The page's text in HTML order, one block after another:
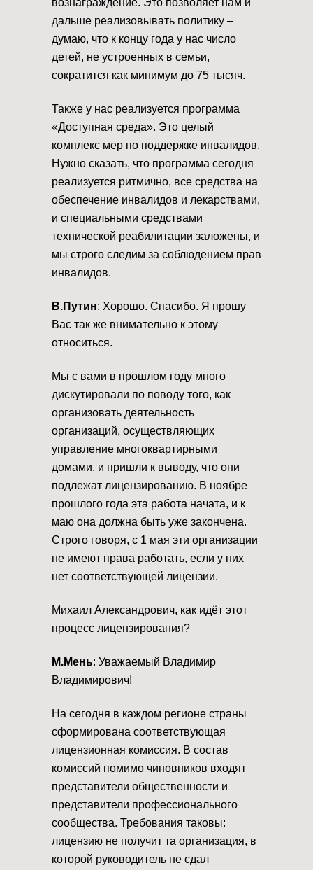
дальше реализовывать политику –
думаю, что к концу года у нас число
детей, не устроенных в семьи,
сократится как минимум до 75 тысяч.
Также у нас реализуется программа
«Доступная среда». Это целый
комплекс мер по поддержке инвалидов.
Нужно сказать, что программа сегодня
реализуется ритмично, все средства на
обеспечение инвалидов и лекарствами,
и специальными средствами
технической реабилитации заложены, и
мы строго следим за соблюдением прав
инвалидов.
В.Путин: Хорошо. Спасибо. Я прошу
Вас так же внимательно к этому
относиться.
Мы с вами в прошлом году много
дискутировали по поводу того, как
организовать деятельность
организаций, осуществляющих
управление многоквартирными
домами, и пришли к выводу, что они
подлежат лицензированию. В ноябре
прошлого года эта работа начата, и к
маю она должна быть уже закончена.
Строго говоря, с 1 мая эти организации
не имеют права работать, если у них
нет соответствующей лицензии.
Михаил Александрович, как идёт этот
процесс лицензирования?
М.Мень: Уважаемый Владимир
Владимирович!
На сегодня в каждом регионе страны
сформирована соответствующая
лицензионная комиссия. В состав
комиссий помимо чиновников входят
представители общественности и
представители профессионального
сообщества. Требования таковы:
лицензию не получит та организация, в
которой руководитель не сдал